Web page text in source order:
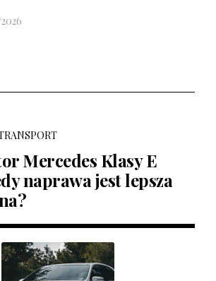
Mercedes Klasy E
naprawa jest lepsza